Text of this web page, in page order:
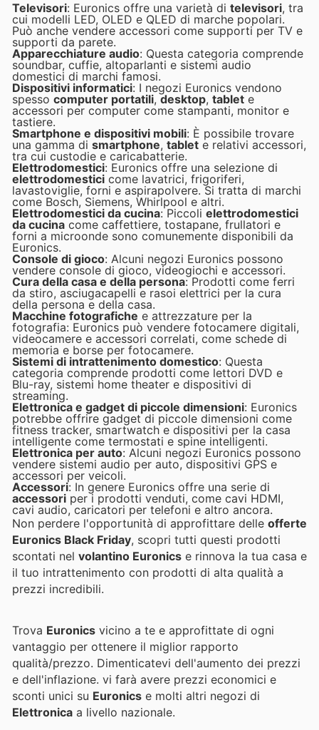
Televisori: Euronics offre una varietà di televisori, tra
cui modelli LED, OLED e QLED di marche popolari.
Può anche vendere accessori come supporti per TV e
supporti da parete.
Apparecchiature audio: Questa categoria comprende
soundbar, cuffie, altoparlanti e sistemi audio
domestici di marchi famosi.
Dispositivi informatici: I negozi Euronics vendono
spesso computer portatili, desktop, tablet e
accessori per computer come stampanti, monitor e
tastiere.
Smartphone e dispositivi mobili: È possibile trovare
una gamma di smartphone, tablet e relativi accessori,
tra cui custodie e caricabatterie.
Elettrodomestici: Euronics offre una selezione di
elettrodomestici come lavatrici, frigoriferi,
lavastoviglie, forni e aspirapolvere. Si tratta di marchi
come Bosch, Siemens, Whirlpool e altri.
Elettrodomestici da cucina: Piccoli elettrodomestici
da cucina come caffettiere, tostapane, frullatori e
forni a microonde sono comunemente disponibili da
Euronics.
Console di gioco: Alcuni negozi Euronics possono
vendere console di gioco, videogiochi e accessori.
Cura della casa e della persona: Prodotti come ferri
da stiro, asciugacapelli e rasoi elettrici per la cura
della persona e della casa.
Macchine fotografiche e attrezzature per la
fotografia: Euronics può vendere fotocamere digitali,
videocamere e accessori correlati, come schede di
memoria e borse per fotocamere.
Sistemi di intrattenimento domestico: Questa
categoria comprende prodotti come lettori DVD e
Blu-ray, sistemi home theater e dispositivi di
streaming.
Elettronica e gadget di piccole dimensioni: Euronics
potrebbe offrire gadget di piccole dimensioni come
fitness tracker, smartwatch e dispositivi per la casa
intelligente come termostati e spine intelligenti.
Elettronica per auto: Alcuni negozi Euronics possono
vendere sistemi audio per auto, dispositivi GPS e
accessori per veicoli.
Accessori: In genere Euronics offre una serie di
accessori per i prodotti venduti, come cavi HDMI,
cavi audio, caricatori per telefoni e altro ancora.
Non perdere l'opportunità di approfittare delle offerte
Euronics Black Friday, scopri tutti questi prodotti
scontati nel volantino Euronics e rinnova la tua casa e
il tuo intrattenimento con prodotti di alta qualità a
prezzi incredibili.
Trova Euronics vicino a te e approfittate di ogni
vantaggio per ottenere il miglior rapporto
qualità/prezzo. Dimenticatevi dell'aumento dei prezzi
e dell'inflazione. vi farà avere prezzi economici e
sconti unici su Euronics e molti altri negozi di
Elettronica a livello nazionale.